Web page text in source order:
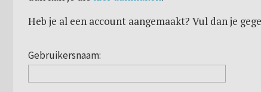
Heb je al een account aangemaakt? Vul dan je
Gebruikersnaam: